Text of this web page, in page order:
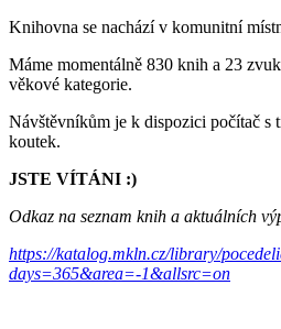
Knihovna se nachází v komunitní
Máme momentálně 830 knih a 23
věkové kategorie.
Návštěvníkům je k dispozici počítač s
koutek.
JSTE VÍTÁNI :)
Odkaz na seznam knih a aktuálních
https://katalog.mkln.cz/library/
days=365&area=-1&allsrc=on